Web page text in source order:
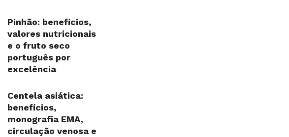
Pinhão: benefícios,
valores nutricionais
e o fruto seco
português por
excelência
Centela asiática:
benefícios,
monografia EMA,
circulação venosa e